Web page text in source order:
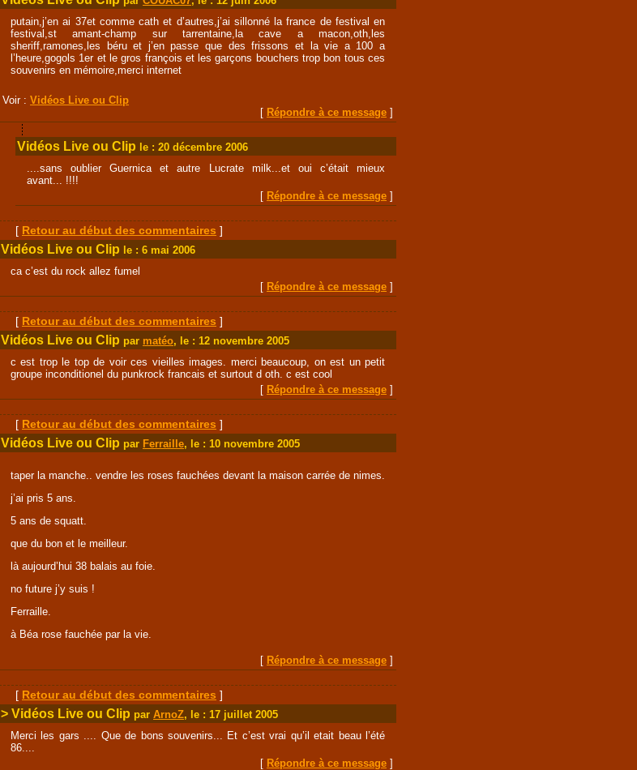
putain,j’en ai 37et comme cath et d’autres,j’ai sillonné la france de festival en
festival,st amant-champ sur tarrentaine,la cave a macon,oth,les
sheriff,ramones,les béru et j’en passe que des frissons et la vie a 100 a
l’heure,gogols 1er et le gros françois et les garçons bouchers trop bon tous ces
souvenirs en mémoire,merci internet
Voir : Vidéos Live ou Clip
[ Répondre à ce message ]
Vidéos Live ou Clip le : 20 décembre 2006
....sans oublier Guernica et autre Lucrate milk...et oui c’était mieux
avant... !!!!
[ Répondre à ce message ]
[ Retour au début des commentaires ]
Vidéos Live ou Clip le : 6 mai 2006
ca c’est du rock allez fumel
[ Répondre à ce message ]
[ Retour au début des commentaires ]
Vidéos Live ou Clip par matéo, le : 12 novembre 2005
c est trop le top de voir ces vieilles images. merci beaucoup, on est un petit
groupe inconditionel du punkrock francais et surtout d oth. c est cool
[ Répondre à ce message ]
[ Retour au début des commentaires ]
Vidéos Live ou Clip par Ferraille, le : 10 novembre 2005
taper la manche.. vendre les roses fauchées devant la maison carrée de nimes.
j’ai pris 5 ans.
5 ans de squatt.
que du bon et le meilleur.
là aujourd’hui 38 balais au foie.
no future j’y suis !
Ferraille.
à Béa rose fauchée par la vie.
[ Répondre à ce message ]
[ Retour au début des commentaires ]
> Vidéos Live ou Clip par ArnoZ, le : 17 juillet 2005
Merci les gars .... Que de bons souvenirs... Et c’est vrai qu’il etait beau l’été
86....
[ Répondre à ce message ]